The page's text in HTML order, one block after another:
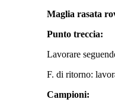
Maglia rasata
Punto treccia:
Lavorare
F. di ritorno:
Campioni: